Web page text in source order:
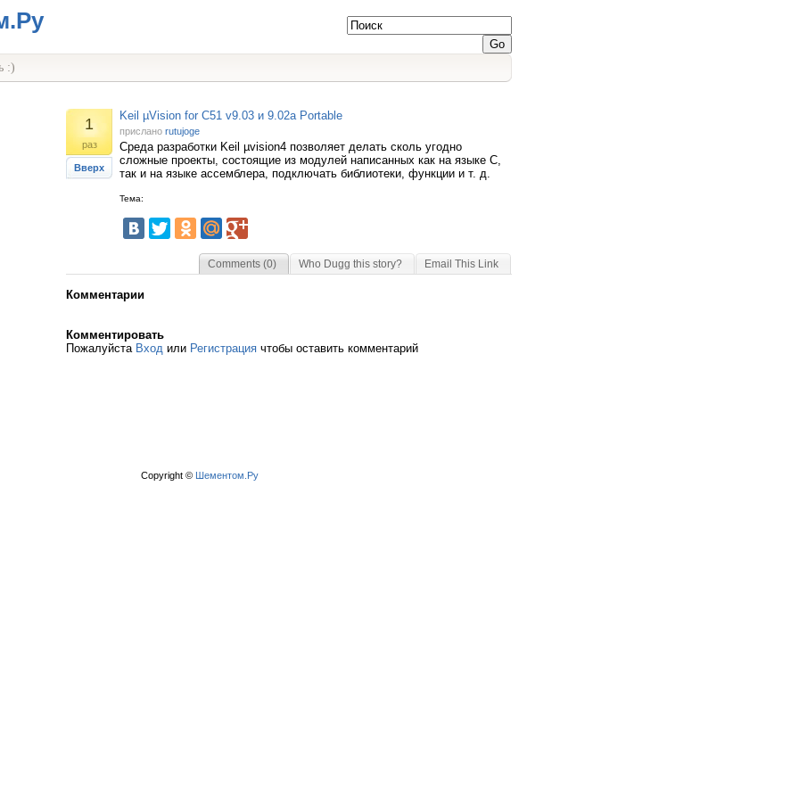
:)
1
раз
Вверх
Keil µVision for C51 v9.03 и 9.02a Portable
прислано rutujoge
Среда разработки Keil µvision4 позволяет делать сколь угодно
сложные проекты, состоящие из модулей написанных как на языке C,
так и на языке ассемблера, подключать библиотеки, функции и т. д.
Тема:
Comments (0) Who Dugg this story? Email This Link
Комментарии
Комментировать
Пожалуйста Вход или Регистрация чтобы оставить комментарий
Copyright © Шементом.Ру